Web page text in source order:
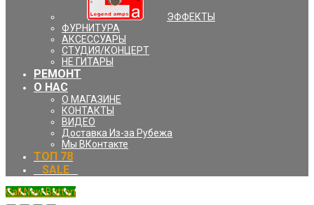
ЭФФЕКТЫ
ФУРНИТУРА
АКСЕССУАРЫ
СТУДИЯ/КОНЦЕРТ
НЕ ГИТАРЫ
РЕМОНТ
О НАС
О МАГАЗИНЕ
КОНТАКТЫ
ВИДЕО
Доставка Из-за Рубежа
Мы ВКонтакте
ТОП 78
⠀SALE⠀
Call Now Button